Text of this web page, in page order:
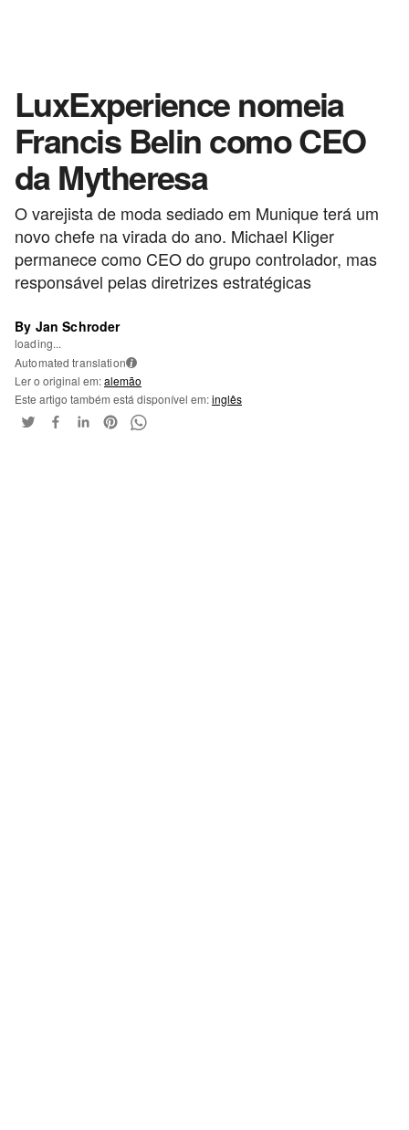
LuxExperience nomeia
Francis Belin como CEO
da Mytheresa
O varejista de moda sediado em Munique terá um
novo chefe na virada do ano. Michael Kliger
permanece como CEO do grupo controlador, mas
responsável pelas diretrizes estratégicas
By Jan Schroder
loading...
Automated translation i
Ler o original em:alemão
Este artigo também está disponível em:inglês